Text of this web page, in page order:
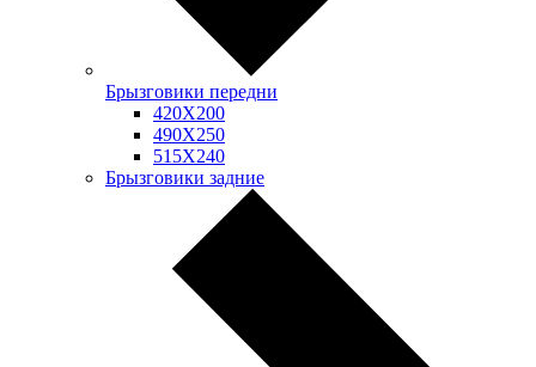
Брызговики передни
420Х200
490Х250
515Х240
Брызговики задние